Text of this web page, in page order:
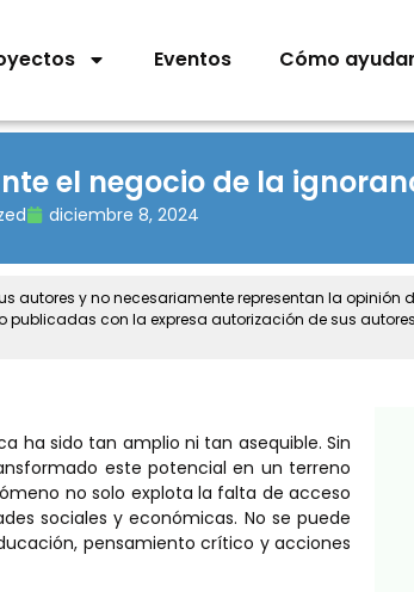
Eventos Cómo ayudar
el negocio de la
diciembre 8, 2024
autores y no necesariamente representan la opinión
publicadas con la expresa autorización de sus
ha sido tan amplio ni tan asequible. Sin
este potencial en un terreno
no solo explota la falta de acceso
sociales y económicas. No se puede
pensamiento crítico y acciones